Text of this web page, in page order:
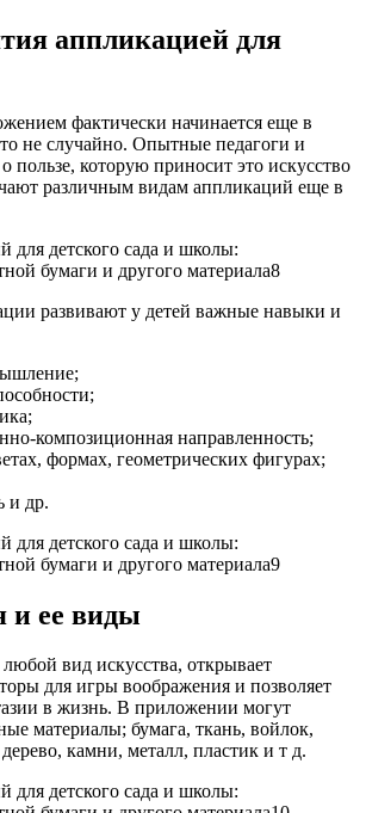
аппликацией для
фактически начинается еще в
не случайно. Опытные педагоги и
пользе, которую приносит это искусство
различным видам аппликаций еще в
развивают у детей важные навыки и
композиционная направленность;
формах, геометрических фигурах;
и др.
и ее виды
вид искусства, открывает
для игры воображения и позволяет
в жизнь. В приложении могут
материалы; бумага, ткань, войлок,
камни, металл, пластик и т д.